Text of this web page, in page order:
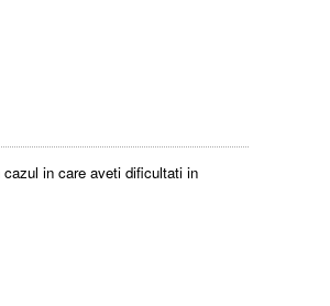
in care aveti dificultati in